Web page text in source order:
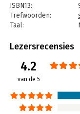
achterliggende
gewoon te weinig
houden.
Openhartig vertelt
nieuw verdienmodel,
ontslaan van
bedrijf.
ISBN13:
Trefwoorden:
Taal:
Aantal pagina's:
Druk:
Hoofdrubriek:
Lezersrecensies
4.2
van de 5